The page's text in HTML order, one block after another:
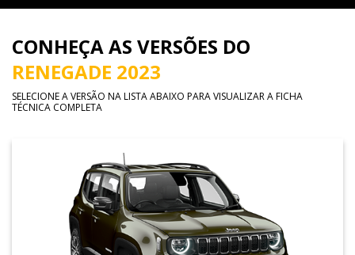
CONHEÇA AS VERSÕES DO
RENEGADE 2023
SELECIONE A VERSÃO NA LISTA ABAIXO PARA VISUALIZAR A FICHA
TÉCNICA COMPLETA